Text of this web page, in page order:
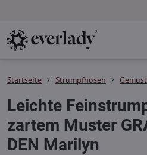
Startseite Strumpfhosen
Leichte
zartem Muster
DEN Marilyn